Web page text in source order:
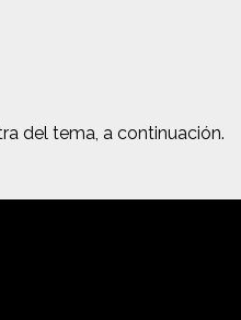
del tema, a continuación.